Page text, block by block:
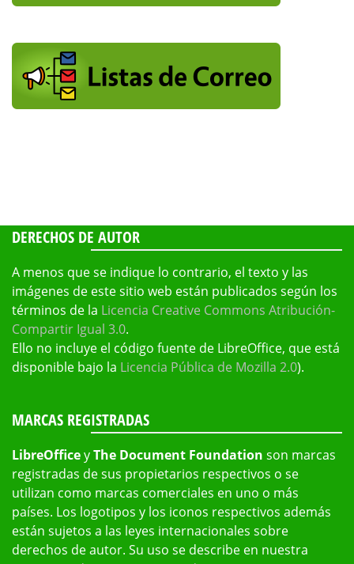
DERECHOS DE AUTOR
A menos que se indique lo contrario, el texto y las
imágenes de este sitio web están publicados según los
términos de la Licencia Creative Commons Atribución-
Compartir Igual 3.0.
Ello no incluye el código fuente de LibreOffice, que está
disponible bajo la Licencia Pública de Mozilla 2.0).
MARCAS REGISTRADAS
LibreOfficeyThe Document Foundation son marcas
registradas de sus propietarios respectivos o se
utilizan como marcas comerciales en uno o más
países. Los logotipos y los iconos respectivos además
están sujetos a las leyes internacionales sobre
derechos de autor. Su uso se describe en nuestra